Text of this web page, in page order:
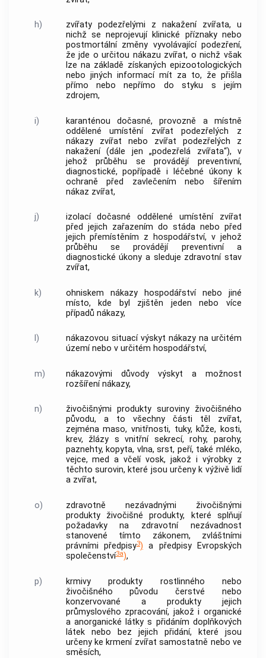
h)
zvířaty podezřelými z nakažení zvířata, u
nichž se neprojevují klinické příznaky nebo
postmortální změny vyvolávající podezření,
že jde o určitou nákazu zvířat, o nichž však
lze na základě získaných epizootologických
nebo jiných informací mít za to, že přišla
přímo nebo nepřímo do styku s jejím
zdrojem,
i)
karanténou dočasné, provozně a místně
oddělené umístění zvířat podezřelých z
nákazy zvířat nebo zvířat podezřelých z
nakažení (dále jen „podezřelá zvířata“), v
jehož průběhu se provádějí preventivní,
diagnostické, popřípadě i léčebné úkony k
ochraně před zavlečením nebo šířením
nákaz zvířat,
j)
izolací dočasné oddělené umístění zvířat
před jejich zařazením do stáda nebo před
jejich přemístěním z hospodářství, v jehož
průběhu se provádějí preventivní a
diagnostické úkony a sleduje zdravotní stav
zvířat,
k)
ohniskem nákazy hospodářství nebo jiné
místo, kde byl zjištěn jeden nebo více
případů nákazy,
l)
nákazovou situací výskyt nákazy na určitém
území nebo v určitém hospodářství,
m)
nákazovými důvody výskyt a možnost
rozšíření nákazy,
n)
živočišnými produkty suroviny živočišného
původu, a to všechny části těl zvířat,
zejména maso, vnitřnosti, tuky, kůže, kosti,
krev, žlázy s vnitřní sekrecí, rohy, parohy,
paznehty, kopyta, vlna, srst, peří, také mléko,
vejce, med a včelí vosk, jakož i výrobky z
těchto surovin, které jsou určeny k výživě lidí
a zvířat,
o)
zdravotně nezávadnými živočišnými
produkty živočišné produkty, které splňují
požadavky na zdravotní nezávadnost
stanovené tímto zákonem, zvláštními
právními předpisy3) a předpisy Evropských
společenství3a),
p)
krmivy produkty rostlinného nebo
živočišného původu čerstvé nebo
konzervované a produkty jejich
průmyslového zpracování, jakož i organické
a anorganické látky s přidáním doplňkových
látek nebo bez jejich přidání, které jsou
určeny ke krmení zvířat samostatně nebo ve
směsích,